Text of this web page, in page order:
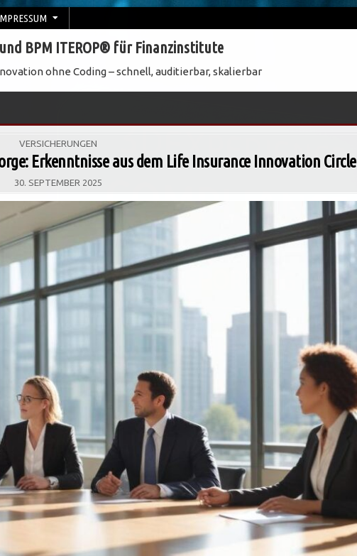
und BPM ITEROP® für Finanzinstitute
ohne Coding – schnell, auditierbar, skalierbar
POSTED
VERSICHERUNGEN
Erkenntnisse aus dem Life Insurance Innovation Circle
30. SEPTEMBER 2025